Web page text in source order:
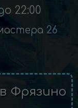
22:00
26
Фрязино